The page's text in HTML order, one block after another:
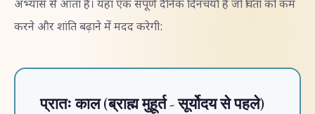
अभ्यास से आता है। यहां एक संपूर्ण दैनिक दिनचर्या है जो चिंता को कम
करने और शांति बढ़ाने में मदद करेगी:
प्रातः काल (ब्राह्म मुहूर्त - सूर्योदय से पहले)